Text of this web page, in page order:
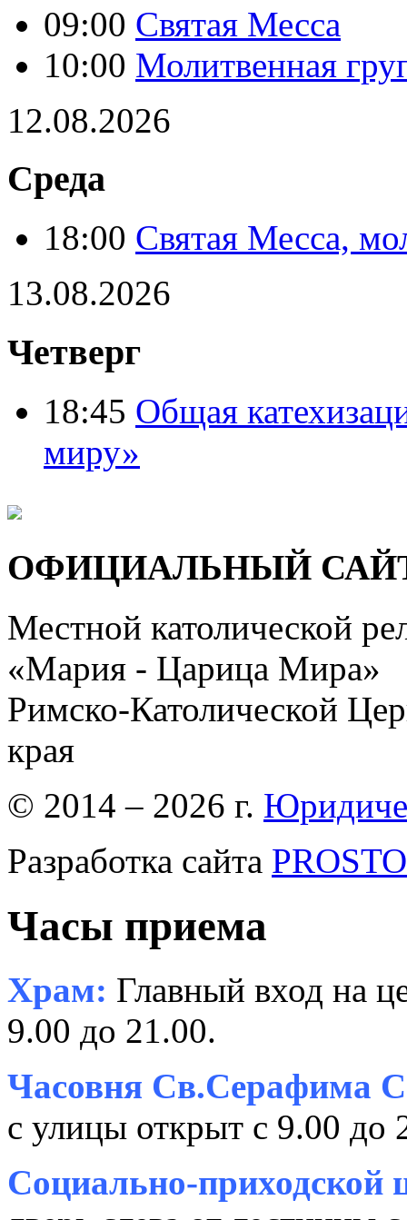
09:00 Святая Месса
10:00 Молитвенная
12.08.2026
Среда
18:00 Святая Месса,
13.08.2026
Четверг
18:45 Общая
миру»
ОФИЦИАЛЬНЫЙ
Местной католической
«Мария - Царица Мира»
Римско-Католической
края
© 2014 – 2026 г.
Разработка сайта
Часы приема
Храм: Главный вход на
9.00 до 21.00.
Часовня Св.Серафима
с улицы открыт с 9.00 до
Социально-приходской